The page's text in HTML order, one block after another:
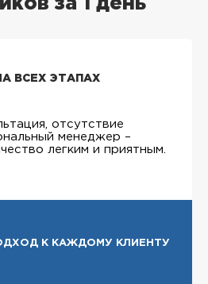
за 1 день
ВСЕХ ЭТАПАХ
отсутствие
менеджер –
легким и приятным.
К КАЖДОМУ КЛИЕНТУ